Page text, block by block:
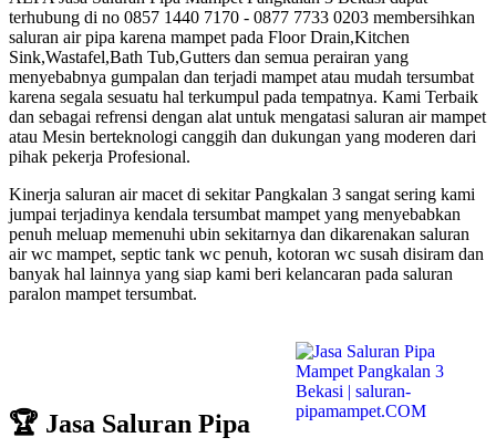
terhubung di no 0857 1440 7170 - 0877 7733 0203 membersihkan
saluran air pipa karena mampet pada Floor Drain,Kitchen
Sink,Wastafel,Bath Tub,Gutters dan semua perairan yang
menyebabnya gumpalan dan terjadi mampet atau mudah tersumbat
karena segala sesuatu hal terkumpul pada tempatnya. Kami Terbaik
dan sebagai refrensi dengan alat untuk mengatasi saluran air mampet
atau Mesin berteknologi canggih dan dukungan yang moderen dari
pihak pekerja Profesional.
Kinerja saluran air macet di sekitar Pangkalan 3 sangat sering kami
jumpai terjadinya kendala tersumbat mampet yang menyebabkan
penuh meluap memenuhi ubin sekitarnya dan dikarenakan saluran
air wc mampet, septic tank wc penuh, kotoran wc susah disiram dan
banyak hal lainnya yang siap kami beri kelancaran pada saluran
paralon mampet tersumbat.
🏆 Jasa Saluran Pipa